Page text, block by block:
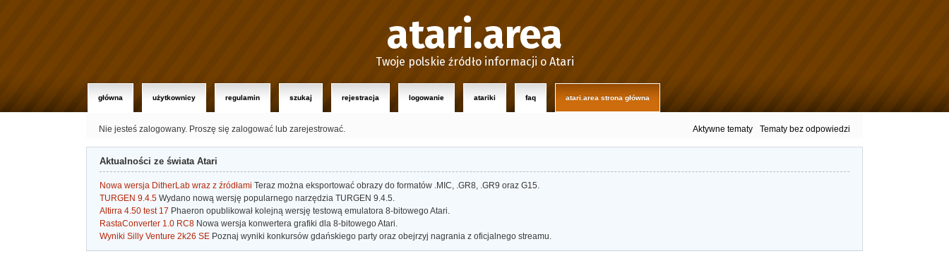
atari.area
Twoje polskie źródło informacji o Atari
główna użytkownicy regulamin szukaj rejestracja logowanie atariki faq atari.area strona główna
Nie jesteś zalogowany. Proszę się zalogować lub zarejestrować. Aktywne tematy Tematy bez odpowiedzi
Aktualności ze świata Atari
Nowa wersja DitherLab wraz z źródłami Teraz można eksportować obrazy do formatów .MIC, .GR8, .GR9 oraz G15.
TURGEN 9.4.5 Wydano nową wersję popularnego narzędzia TURGEN 9.4.5.
Altirra 4.50 test 17 Phaeron opublikował kolejną wersję testową emulatora 8-bitowego Atari.
RastaConverter 1.0 RC8 Nowa wersja konwertera grafiki dla 8-bitowego Atari.
Wyniki Silly Venture 2k26 SE Poznaj wyniki konkursów gdańskiego party oraz obejrzyj nagrania z oficjalnego streamu.